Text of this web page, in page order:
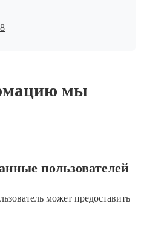
мы
пользователей
может предоставить